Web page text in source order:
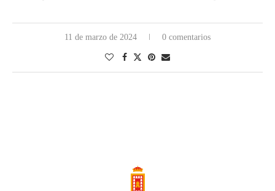
11 de marzo de 2024 0 comentarios